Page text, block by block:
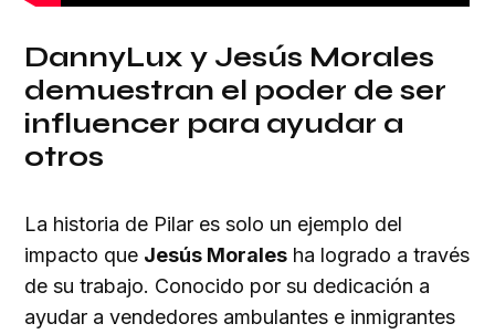
DannyLux y Jesús Morales
demuestran el poder de ser
influencer para ayudar a
otros
La historia de Pilar es solo un ejemplo del
impacto que Jesús Morales ha logrado a través
de su trabajo. Conocido por su dedicación a
ayudar a vendedores ambulantes e inmigrantes